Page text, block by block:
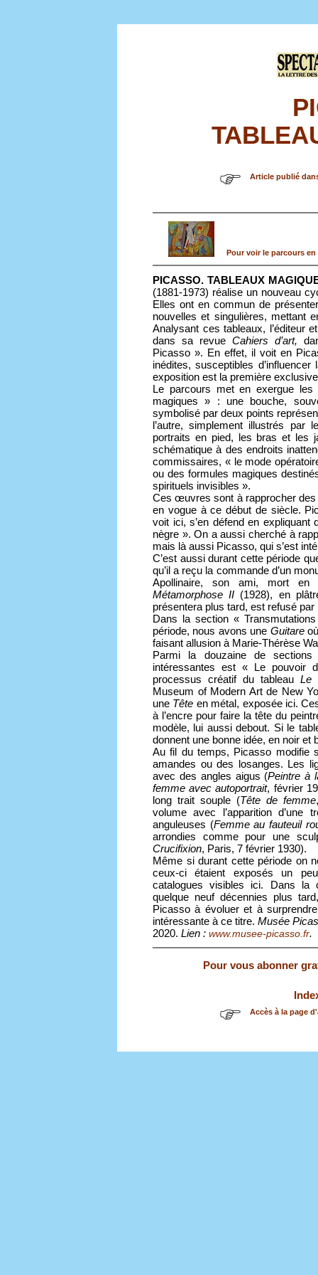
Article publié
Pour voir le parcours
PICASSO. TABLEAUX
(1881-1973) réalise un nouveau
Elles ont en commun de
nouvelles et singulières, mettant
Analysant ces tableaux, l’éditeur
dans sa revue Cahiers d’art,
Picasso ». En effet, il voit en
inédites, susceptibles
exposition est la première
Le parcours met en exergue les
magiques » : une bouche,
symbolisé par deux points
l’autre, simplement illustrés
portraits en pied, les bras et les
schématique à des endroits
commissaires, « le mode
ou des formules magiques
spirituels invisibles ».
Ces œuvres sont à rapprocher
en vogue à ce début de siècle.
voit ici, s’en défend en expliquant
nègre ». On a aussi cherché à
mais là aussi Picasso, qui s’est
C’est aussi durant cette période
qu’il a reçu la commande d’un
Apollinaire, son ami, mort en
Métamorphose II (1928), en
présentera plus tard, est refusé par
Dans la section «
période, nous avons une Guitareoù
faisant allusion à Marie-Thérèse
Parmi la douzaine de
intéressantes est « Le pouvoir
processus créatif du tableauLe
Museum of Modern Art de New
une Tête en métal, exposée ici.
à l’encre pour faire la tête du
modèle, lui aussi debout. Si le
donnent une bonne idée, en noir et
Au fil du temps, Picasso modifie
amandes ou des losanges. Les
avec des angles aigus (Peintre à
femme avec autoportrait, février
long trait souple (Tête de femme
volume avec l’apparition d’une
anguleuses (Femme au fauteuil
arrondies comme pour une
Crucifixion, Paris, 7 février 1930).
Même si durant cette période on
ceux-ci étaient exposés un
catalogues visibles ici. Dans la
quelque neuf décennies plus
Picasso à évoluer et à
intéressante à ce titre. Musée
2020. Lien : www.musee-picasso.fr.
Pour vous abonner
Accès à la page